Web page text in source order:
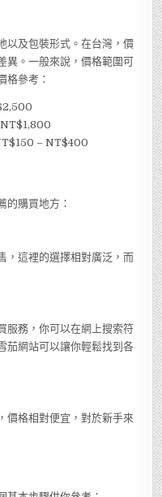
以及包裝形式。在台灣，價
異。一般來說，價格範圍可
格參考：
– NT$400
的購買地方：
，這裡的選擇相對廣泛，而
服務，你可以在網上搜索符
茄網站可以讓你輕鬆找到各
價格相對便宜，對於新手來